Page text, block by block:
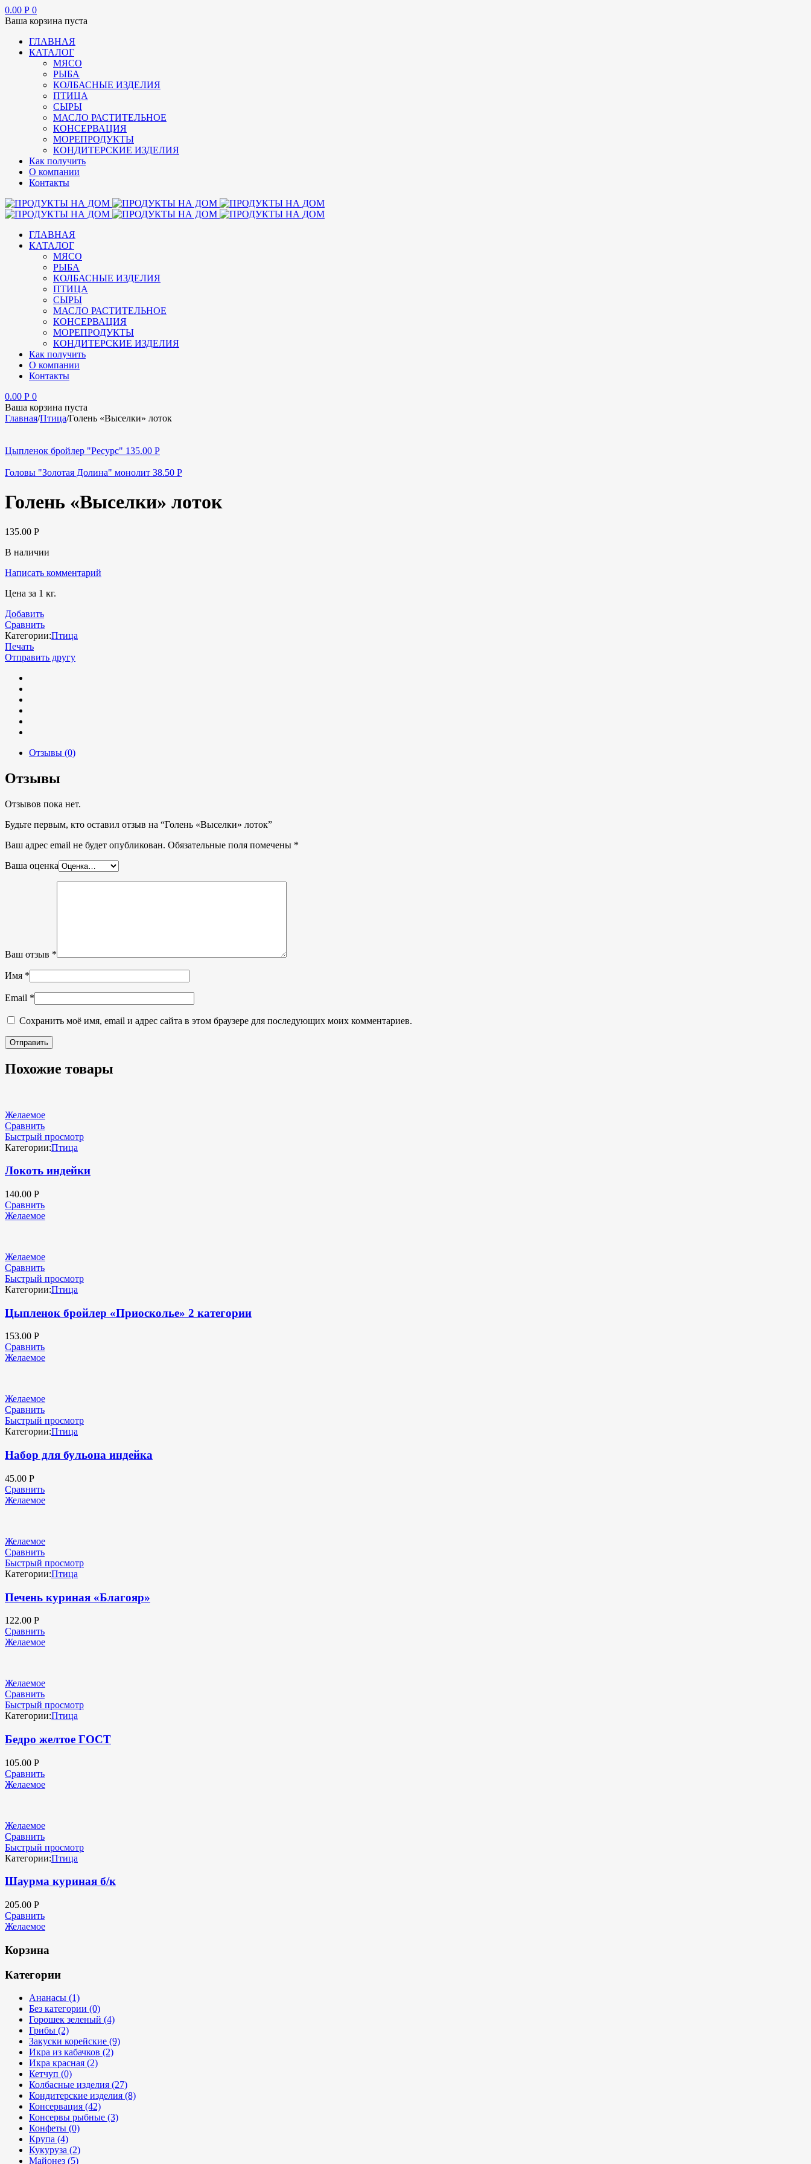
0.00 Р 0
Ваша корзина пуста
ГЛАВНАЯ
КАТАЛОГ
МЯСО
РЫБА
КОЛБАСНЫЕ ИЗДЕЛИЯ
ПТИЦА
СЫРЫ
МАСЛО РАСТИТЕЛЬНОЕ
КОНСЕРВАЦИЯ
МОРЕПРОДУКТЫ
КОНДИТЕРСКИЕ ИЗДЕЛИЯ
Как получить
О компании
Контакты
ГЛАВНАЯ
КАТАЛОГ
МЯСО
РЫБА
КОЛБАСНЫЕ ИЗДЕЛИЯ
ПТИЦА
СЫРЫ
МАСЛО РАСТИТЕЛЬНОЕ
КОНСЕРВАЦИЯ
МОРЕПРОДУКТЫ
КОНДИТЕРСКИЕ ИЗДЕЛИЯ
Как получить
О компании
Контакты
0.00 Р 0
Ваша корзина пуста
Главная/Птица/Голень «Выселки» лоток
Цыпленок бройлер "Ресурс" 135.00 Р
Головы "Золотая Долина" монолит 38.50 Р
Голень «Выселки» лоток
135.00 Р
В наличии
Написать комментарий
Цена за 1 кг.
Добавить
Сравнить
Категории:Птица
Печать
Отправить другу
Отзывы (0)
Отзывы
Отзывов пока нет.
Будьте первым, кто оставил отзыв на “Голень «Выселки» лоток”
Ваш адрес email не будет опубликован. Обязательные поля помечены *
Ваша оценка
Ваш отзыв *
Имя *
Email *
Сохранить моё имя, email и адрес сайта в этом браузере для последующих моих комментариев.
Похожие товары
Желаемое
Сравнить
Быстрый просмотр
Категории:Птица
Локоть индейки
140.00 Р
Сравнить
Желаемое
Желаемое
Сравнить
Быстрый просмотр
Категории:Птица
Цыпленок бройлер «Приосколье» 2 категории
153.00 Р
Сравнить
Желаемое
Желаемое
Сравнить
Быстрый просмотр
Категории:Птица
Набор для бульона индейка
45.00 Р
Сравнить
Желаемое
Желаемое
Сравнить
Быстрый просмотр
Категории:Птица
Печень куриная «Благояр»
122.00 Р
Сравнить
Желаемое
Желаемое
Сравнить
Быстрый просмотр
Категории:Птица
Бедро желтое ГОСТ
105.00 Р
Сравнить
Желаемое
Желаемое
Сравнить
Быстрый просмотр
Категории:Птица
Шаурма куриная б/к
205.00 Р
Сравнить
Желаемое
Корзина
Категории
Ананасы (1)
Без категории (0)
Горошек зеленый (4)
Грибы (2)
Закуски корейские (9)
Икра из кабачков (2)
Икра красная (2)
Кетчуп (0)
Колбасные изделия (27)
Кондитерские изделия (8)
Консервация (42)
Консервы рыбные (3)
Конфеты (0)
Крупа (4)
Кукуруза (2)
Майонез (5)